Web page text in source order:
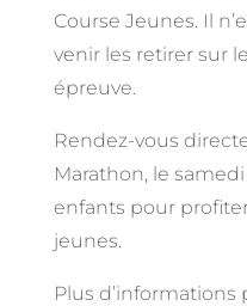
Course Jeunes. Il
venir les retirer sur
épreuve.
Rendez-vous
Marathon, le
enfants pour
jeunes.
Plus